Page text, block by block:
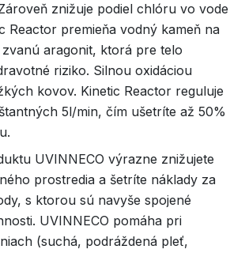
znižuje podiel chlóru vo vode
Reactor premieňa vodný kameň na
aragonit, ktorá pre telo
riziko. Silnou oxidáciou
kovov. Kinetic Reactor reguluje
5l/min, čím ušetríte až 50%
UVINNECO výrazne znižujete
prostredia a šetríte náklady za
s ktorou sú navyše spojené
UVINNECO pomáha pri
(suchá, podráždená pleť,